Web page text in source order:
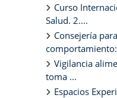
Curso
Salud. 2....
Consejería
Vigilancia
toma ...
Espacios